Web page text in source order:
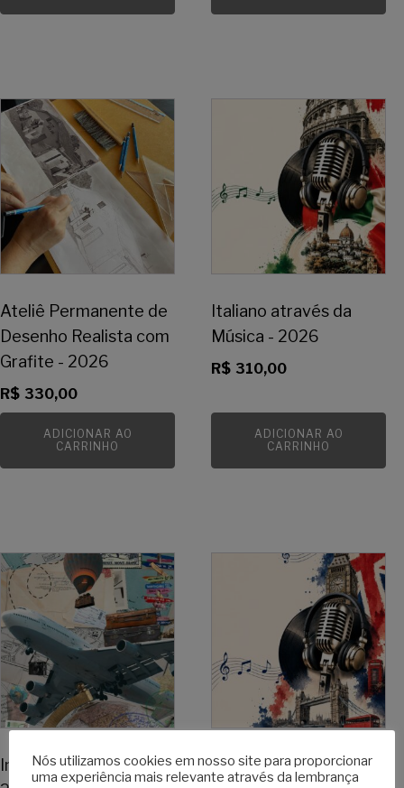
Ateliê Permanente de
Desenho Realista com
Grafite - 2026
R$ 330,00
ADICIONAR AO
CARRINHO
Italiano através da
Música - 2026
R$ 310,00
ADICIONAR AO
CARRINHO
Inglês para Viagem -
Inglês através da
Nós utilizamos cookies em nosso site para proporcionar
uma experiência mais relevante através da lembrança